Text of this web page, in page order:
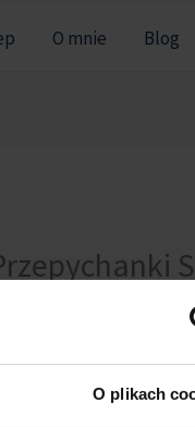
O plikach
O mnie Blog
jesteś zalogowany.